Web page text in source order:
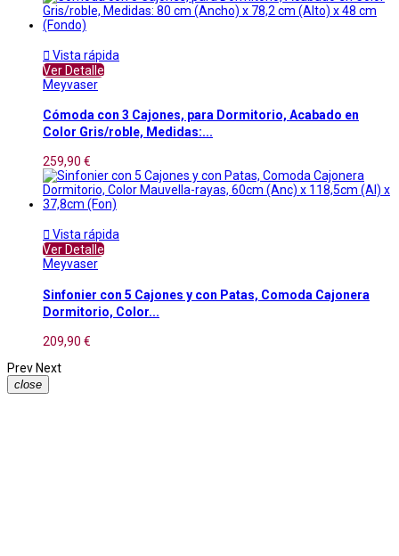
 Vista rápida
Ver Detalle
Meyvaser
Cómoda con 3 Cajones, para Dormitorio, Acabado en
Color Gris/roble, Medidas:...
259,90 €
 Vista rápida
Ver Detalle
Meyvaser
Sinfonier con 5 Cajones y con Patas, Comoda Cajonera
Dormitorio, Color...
209,90 €
Prev Next
close